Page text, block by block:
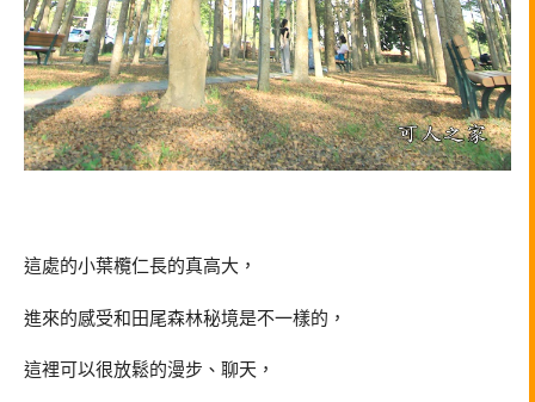
這處的小葉欖仁長的真高大，
進來的感受和田尾森林秘境是不一樣的，
這裡可以很放鬆的漫步、聊天，